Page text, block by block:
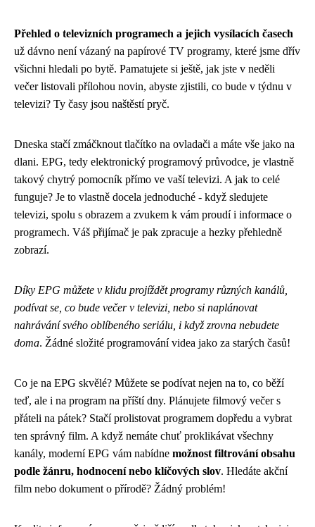
Přehled o televizních programech a jejich vysílacích časech
už dávno není vázaný na papírové TV programy, které jsme dřív
všichni hledali po bytě. Pamatujete si ještě, jak jste v neděli
večer listovali přílohou novin, abyste zjistili, co bude v týdnu v
televizi? Ty časy jsou naštěstí pryč.
Dneska stačí zmáčknout tlačítko na ovladači a máte vše jako na
dlani. EPG, tedy elektronický programový průvodce, je vlastně
takový chytrý pomocník přímo ve vaší televizi. A jak to celé
funguje? Je to vlastně docela jednoduché - když sledujete
televizi, spolu s obrazem a zvukem k vám proudí i informace o
programech. Váš přijímač je pak zpracuje a hezky přehledně
zobrazí.
Díky EPG můžete v klidu projíždět programy různých kanálů,
podívat se, co bude večer v televizi, nebo si naplánovat
nahrávání svého oblíbeného seriálu, i když zrovna nebudete
doma. Žádné složité programování videa jako za starých časů!
Co je na EPG skvělé? Můžete se podívat nejen na to, co běží
teď, ale i na program na příští dny. Plánujete filmový večer s
přáteli na pátek? Stačí prolistovat programem dopředu a vybrat
ten správný film. A když nemáte chuť proklikávat všechny
kanály, moderní EPG vám nabídne možnost filtrování obsahu
podle žánru, hodnocení nebo klíčových slov. Hledáte akční
film nebo dokument o přírodě? Žádný problém!